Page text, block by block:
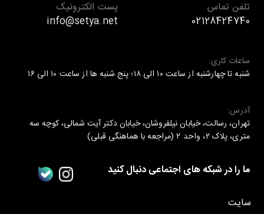
تلفن تماس
02128424740
پست الکترونیک
info@setya.net
ساعات کاری:
شنبه تا چهارشنبه از ساعت ۱۰ الی ۱۸؛ پنج شنبه ها از ساعت ۱۰ الی ۱۶
آدرس:
تهران، رسالت، خیابان نیلفروشان، خیابان دکتر آیت شمالی، کوچه سه
متری، پلاک ۲، واحد ۲ (مراجعه با هماهنگی قبلی)
ما را در شبکه های اجتماعی دنبال کنید
سایت